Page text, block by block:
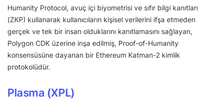
Humanity Protocol, avuç içi biyometrisi ve sıfır bilgi kanıtları
(ZKP) kullanarak kullanıcıların kişisel verilerini ifşa etmeden
gerçek ve tek bir insan olduklarını kanıtlamasını sağlayan,
Polygon CDK üzerine inşa edilmiş, Proof-of-Humanity
konsensüsüne dayanan bir Ethereum Katman-2 kimlik
protokolüdür.
Plasma (XPL)